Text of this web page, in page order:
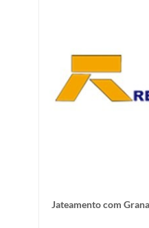
Jateamento com